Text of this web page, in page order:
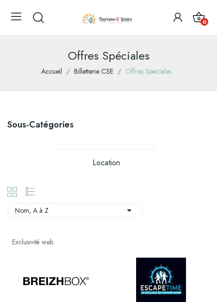
0
Offres Spéciales
Accueil Billetterie CSE Offres Spéciales
Sous-Catégories
Location
Nom, A à Z 
Exclusivité web